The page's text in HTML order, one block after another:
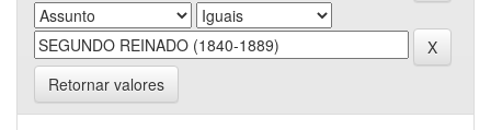
Retornar valores